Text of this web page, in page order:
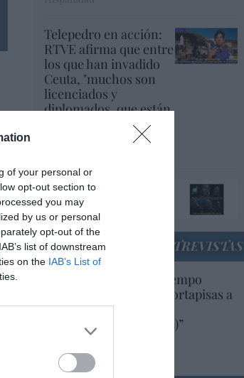
of your personal or
opt-out section to
you may
by us or personal
opt-out of the
list of downstream
on the IAB’s List of
Telepedro en acción:
RTVE afirma que entre
los que han invadido
Ceuta, "muchos son
licenciados y
diplomados, que están
huyendo de su país
Cuando el orco llame a
tu puerta, ábresela
Redacción
ENTREVISTAS
“Europa lleva mucho tiempo
poniendo aranceles y cortapisas a
productos y compañías
americanas (y europeas)”
Artículos anteriores